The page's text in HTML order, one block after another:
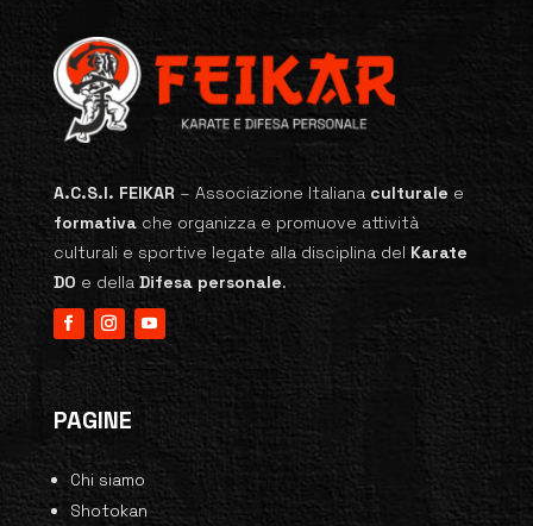
A.C.S.I. FEIKAR – Associazione Italiana culturale e
formativache organizza e promuove attività
culturali e sportive legate alla disciplina del Karate
DO e dellaDifesa personale.
PAGINE
Chi siamo
Shotokan